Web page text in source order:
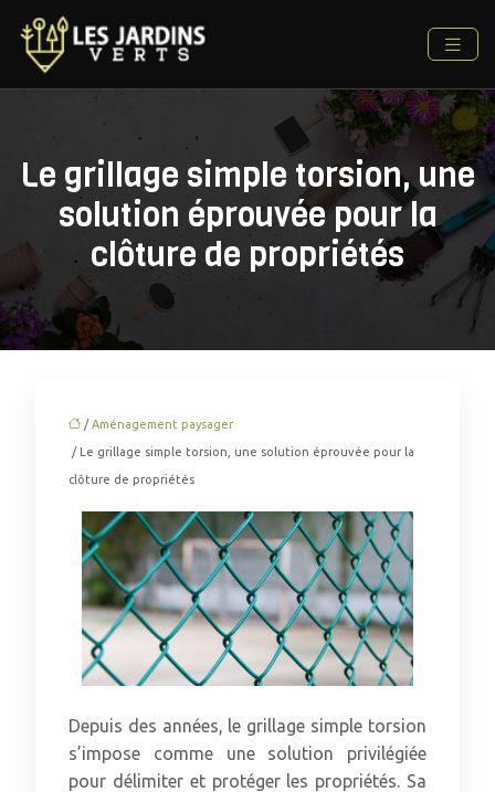
Le grillage simple torsion, une
solution éprouvée pour la
clôture de propriétés
/Aménagement paysager
/ Le grillage simple torsion, une solution éprouvée pour la
clôture de propriétés
Depuis des années, le grillage simple torsion
s’impose comme une solution privilégiée
pour délimiter et protéger les propriétés. Sa